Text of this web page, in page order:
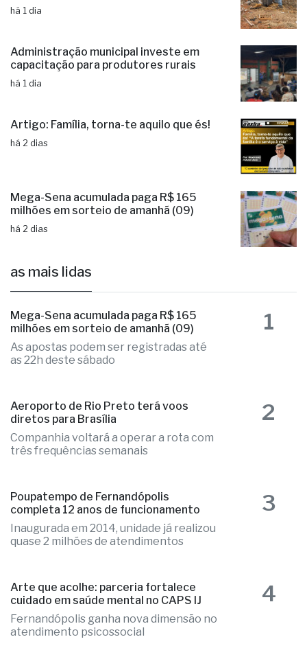
há 1 dia
Administração municipal investe em
capacitação para produtores rurais
há 1 dia
Artigo: Família, torna-te aquilo que és!
há 2 dias
Mega-Sena acumulada paga R$ 165
milhões em sorteio de amanhã (09)
há 2 dias
as mais lidas
Mega-Sena acumulada paga R$ 165
milhões em sorteio de amanhã (09)
As apostas podem ser registradas até
as 22h deste sábado
1
Aeroporto de Rio Preto terá voos
diretos para Brasília
Companhia voltará a operar a rota com
três frequências semanais
2
Poupatempo de Fernandópolis
completa 12 anos de funcionamento
Inaugurada em 2014, unidade já realizou
quase 2 milhões de atendimentos
3
Arte que acolhe: parceria fortalece
cuidado em saúde mental no CAPS IJ
Fernandópolis ganha nova dimensão no
atendimento psicossocial
4